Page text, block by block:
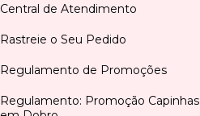
Central de Atendimento
Rastreie o Seu Pedido
Regulamento de Promoções
Regulamento: Promoção Capinhas